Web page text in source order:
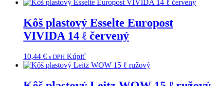
Kôš plastový Esselte Europost
VIVIDA 14 ℓ červený
10,44 € s DPH Kúpiť